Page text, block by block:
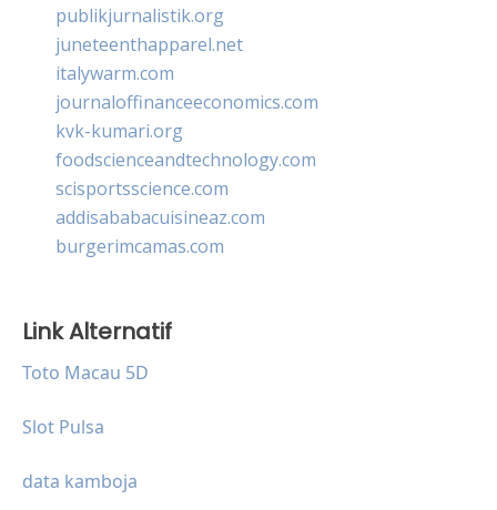
publikjurnalistik.org
juneteenthapparel.net
italywarm.com
journaloffinanceeconomics.com
kvk-kumari.org
foodscienceandtechnology.com
scisportsscience.com
addisababacuisineaz.com
burgerimcamas.com
Link Alternatif
Toto Macau 5D
Slot Pulsa
data kamboja